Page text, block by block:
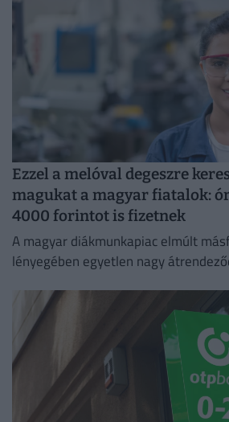
Ezzel a melóval degeszre
magukat a magyar fiatalok:
4000 forintot is fizetnek
A magyar diákmunkapiac elmúlt
lényegében egyetlen nagy